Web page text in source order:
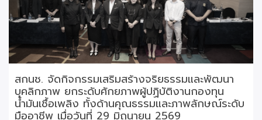
สกนช. จัดกิจกรรมเสริมสร้างจริยธรรมและพัฒนา
บุคลิกภาพ ยกระดับศักยภาพผู้ปฏิบัติงานกองทุน
น้ำมันเชื้อเพลิง ทั้งด้านคุณธรรมและภาพลักษณ์ระดับ
มืออาชีพ เมื่อวันที่ 29 มิถุนายน 2569